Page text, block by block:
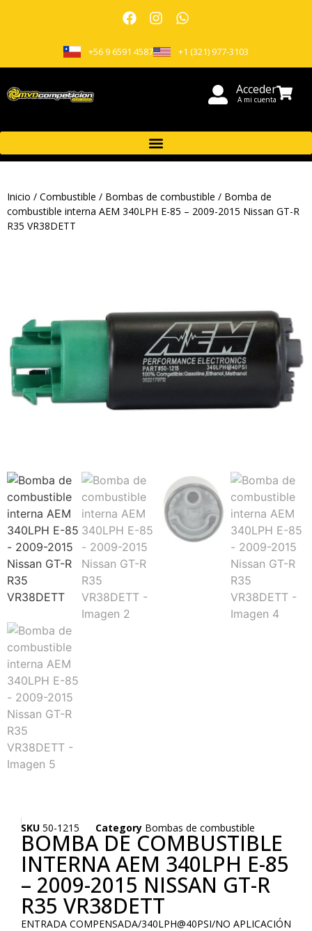
+56 9 6591 4587 +1 (321) 977-3103
Acceder
A mi cuenta
Inicio / Combustible / Bombas de combustible / Bomba de
combustible interna AEM 340LPH E-85 – 2009-2015 Nissan GT-R
R35 VR38DETT
SKU 50-1215 Category Bombas de combustible
BOMBA DE COMBUSTIBLE
INTERNA AEM 340LPH E-85
– 2009-2015 NISSAN GT-R
R35 VR38DETT
ENTRADA COMPENSADA/340LPH@40PSI/NO APLICACIÓN